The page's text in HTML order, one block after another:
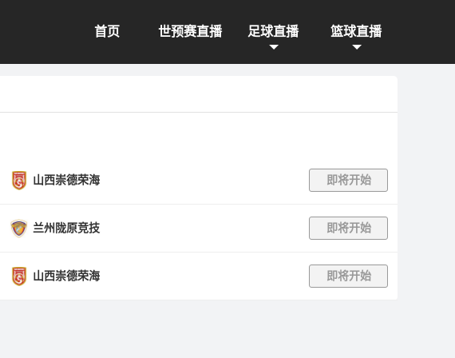
首页 世预赛直播 足球直播 篮球直播
山西崇德荣海 即将开始
兰州陇原竞技 即将开始
山西崇德荣海 即将开始